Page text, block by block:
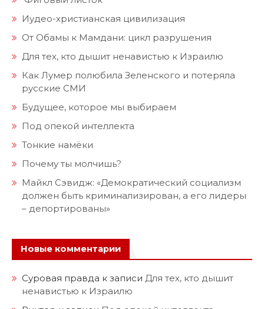
Иудео-христианская цивилизация
От Обамы к Мамдани: цикл разрушения
Для тех, кто дышит ненавистью к Израилю
Как Лумер полюбила Зеленского и потеряла
русские СМИ
Будущее, которое мы выбираем
Под опекой интеллекта
Тонкие намёки
Почему ты молчишь?
Майкл Сэвидж: «Демократический социализм
должен быть криминализирован, а его лидеры
– депортированы»
Новые комментарии
Суровая правда к записи Для тех, кто дышит
ненавистью к Израилю